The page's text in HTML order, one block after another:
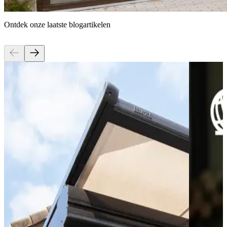
Ontdek onze laatste blogartikelen